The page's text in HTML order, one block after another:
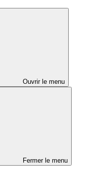
Ouvrir le menu
Fermer le menu